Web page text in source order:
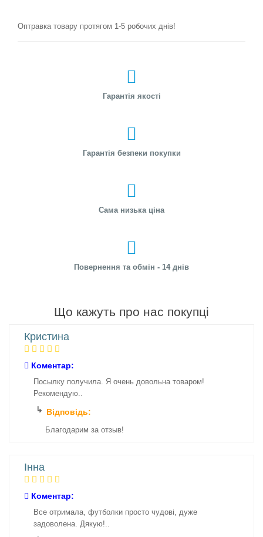
Оптравка товару протягом 1-5 робочих днів!
Гарантія якості
Гарантія безпеки покупки
Сама низька ціна
Повернення та обмін - 14 днів
Що кажуть про нас покупці
Кристина
Коментар:
Посылку получила. Я очень довольна товаром!
Рекомендую..
Відповідь:
Благодарим за отзыв!
Інна
Коментар:
Все отримала, футболки просто чудові, дуже
задоволена. Дякую!..